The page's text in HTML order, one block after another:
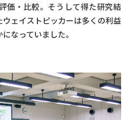
価・比較。そうして得た研究結
ェイストピッカーは多くの利益
なっていました。